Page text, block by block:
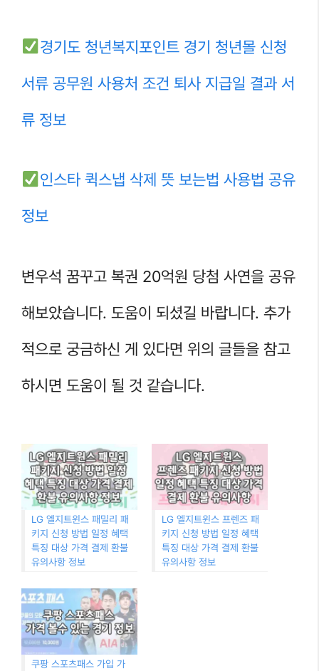
경기도 청년복지포인트 경기 청년몰 신청
서류 공무원 사용처 조건 퇴사 지급일 결과 서
류 정보
인스타 퀵스냅 삭제 뜻 보는법 사용법 공유
정보
변우석 꿈꾸고 복권 20억원 당첨 사연을 공유
해보았습니다. 도움이 되셨길 바랍니다. 추가
적으로 궁금하신 게 있다면 위의 글들을 참고
하시면 도움이 될 것 같습니다.
LG 엘지트윈스 패밀리 패
키지 신청 방법 일정 혜택
특징 대상 가격 결제 환불
유의사항 정보
LG 엘지트윈스 프렌즈 패
키지 신청 방법 일정 혜택
특징 대상 가격 결제 환불
유의사항 정보
쿠팡 스포츠패스 가입 가